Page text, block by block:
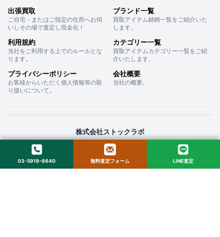
出張買取
ご自宅・またはご指定の住所へお伺
いしその場で査定し現金化！
ブランド一覧
買取アイテム銘柄一覧をご紹介いた
します。
利用規約
当社をご利用する上でのルールとな
ります。
カテゴリー一覧
買取アイテムカテゴリー一覧をご紹
介いたします。
プライバシーポリシー
お客様からいただく個人情報等の取
り扱いについて。
会社概要
当社の概要。
株式会社ストックラボ
〒160-0022 東京都新宿区新宿２丁目１２−１６ セントフォービル ２０３
© 2025 StockLab. All Rights Reserved.
03-5919-6640 無料査定フォーム LINE査定